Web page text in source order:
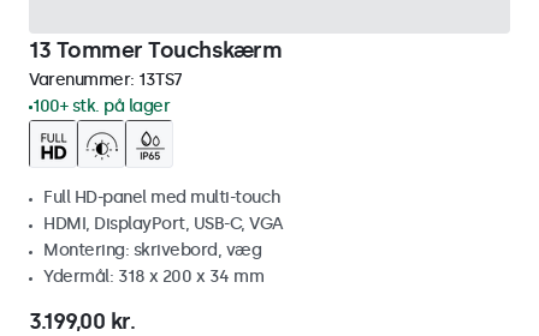
13 Tommer Touchskærm
Varenummer: 13TS7
100+ stk. på lager
Full HD-panel med multi-touch
HDMI, DisplayPort, USB-C, VGA
Montering: skrivebord, væg
Ydermål: 318 x 200 x 34 mm
3.199,00 kr.